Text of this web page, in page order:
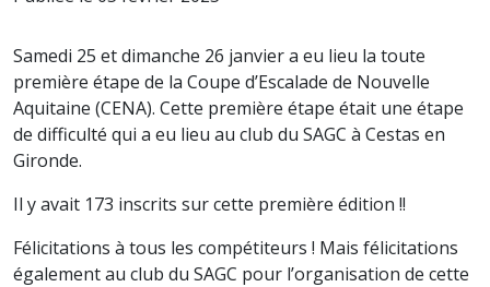
Samedi 25 et dimanche 26 janvier a eu lieu la toute
première étape de la Coupe d’Escalade de Nouvelle
Aquitaine (CENA). Cette première étape était une étape
de difficulté qui a eu lieu au club du SAGC à Cestas en
Gironde.
Il y avait 173 inscrits sur cette première édition !!
Félicitations à tous les compétiteurs ! Mais félicitations
également au club du SAGC pour l’organisation de cette